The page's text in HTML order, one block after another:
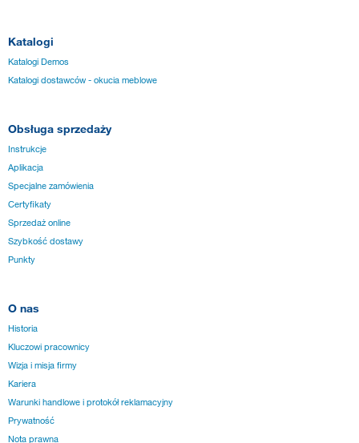
Katalogi
Katalogi Demos
Katalogi dostawców - okucia meblowe
Obsługa sprzedaży
Instrukcje
Aplikacja
Specjalne zamówienia
Certyfikaty
Sprzedaż online
Szybkość dostawy
Punkty
O nas
Historia
Kluczowi pracownicy
Wizja i misja firmy
Kariera
Warunki handlowe i protokół reklamacyjny
Prywatność
Nota prawna